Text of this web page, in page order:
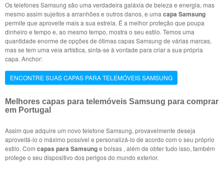
Os telefones Samsung são uma verdadeira galáxia de beleza e energia, mas
mesmo assim sujeitos a arranhões e outros danos, e uma capa Samsung
permite que aproveite mais a sua estrela. É a melhor proteção que poupa
dinheiro e tempo e, ao mesmo tempo, mostra o seu estilo. Temos uma
quantidade enorme de opções de ótimas capas Samsung de várias marcas,
mas se tem uma veia artística, sinta-se à vontade para criar a sua própria
capa. Anchor:
ENCONTRE SUAS CAPAS PARA TELEMÓVEIS SAMSUNG
Melhores capas para telemóveis Samsung para comprar
em Portugal
Assim que adquire um novo telefone Samsung, provavelmente deseja
aproveitá-lo o máximo possível e personalizá-lo de acordo com o seu próprio
estilo. Com capas para Samsunge bolsas , além de obter tudo isso, também
protege o seu dispositivo dos perigos do mundo exterior.